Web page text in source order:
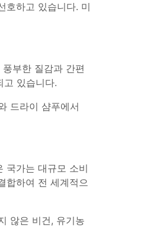
호하고 있습니다. 미
부한 질감과 간편
고 있습니다.
드라이 샴푸에서
국가는 대규모 소비
합하여 전 세계적으
않은 비건, 유기농